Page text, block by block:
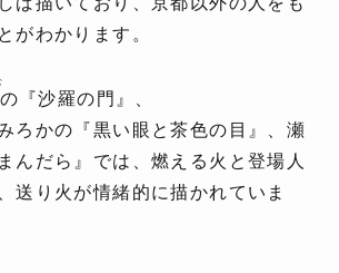
がわかります。
の『沙羅の門』、
ろかの『黒い眼と茶色の目』、瀬
んだら』では、燃える火と登場人
送り火が情緒的に描かれていま